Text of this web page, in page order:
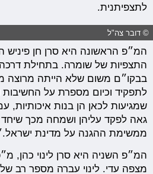
לתצפיתנית.
© דובר צה"ל
המ״פ הראשונה היא סרן חן
התצפיות של שומרה. בתחילת
בבקו״ם משום שלא הייתה מרוצה
לתפקיד וכיום מספרת על
שמגיעות לכאן הן בנות איכותיות,
גאה לפקד עליהן ושמחה מכך
ממשימת ההגנה על מדינת
המ״פ השניה היא סרן לינוי כהן,
מצפה עדי. לינוי עברה מספר רב